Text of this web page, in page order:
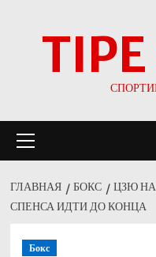
меню
ГЛАВНАЯ БОКС
ЦЗЮ
СПЕНСА ИДТИ ДО КОНЦА
Бокс